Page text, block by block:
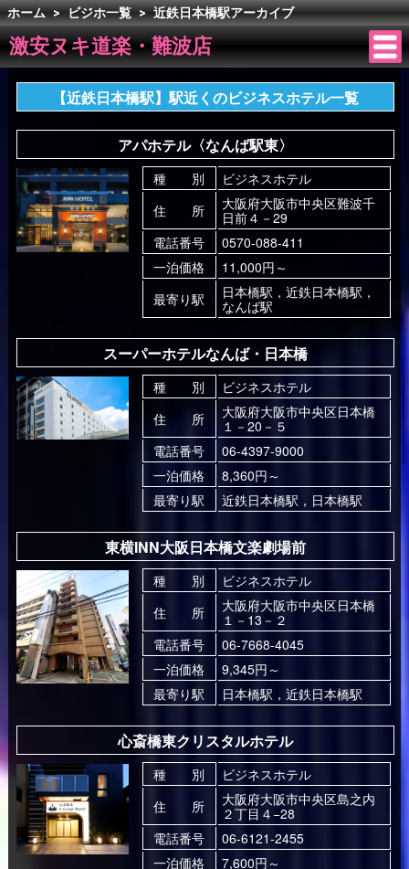
ホーム > ビジホ一覧 > 近鉄日本橋駅アーカイブ
激安ヌキ道楽・難波店
【近鉄日本橋駅】駅近くのビジネスホテル一覧
アパホテル〈なんば駅東〉
種 別
ビジネスホテル
住 所
大阪府大阪市中央区難波千
日前４－29
電話番号
0570-088-411
一泊価格
11,000円～
最寄り駅
日本橋駅，近鉄日本橋駅，
なんば駅
スーパーホテルなんば・日本橋
種 別
ビジネスホテル
住 所
大阪府大阪市中央区日本橋
１－20－５
電話番号
06-4397-9000
一泊価格
8,360円～
最寄り駅
近鉄日本橋駅，日本橋駅
東横INN大阪日本橋文楽劇場前
種 別
ビジネスホテル
住 所
大阪府大阪市中央区日本橋
１－13－２
電話番号
06-7668-4045
一泊価格
9,345円～
最寄り駅
日本橋駅，近鉄日本橋駅
心斎橋東クリスタルホテル
種 別
ビジネスホテル
住 所
大阪府大阪市中央区島之内
２丁目４−28
電話番号
06-6121-2455
一泊価格
7,600円～